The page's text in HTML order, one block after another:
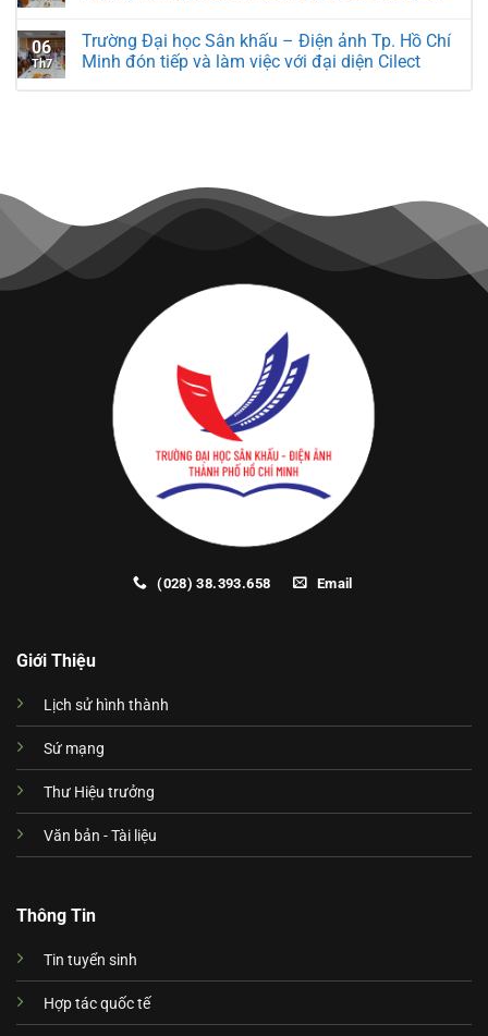
06
Th7
Trường Đại học Sân khấu – Điện ảnh Tp. Hồ Chí
Minh đón tiếp và làm việc với đại diện Cilect
(028) 38.393.658 Email
Giới Thiệu
Lịch sử hình thành
Sứ mạng
Thư Hiệu trưởng
Văn bản - Tài liệu
Thông Tin
Tin tuyển sinh
Hợp tác quốc tế